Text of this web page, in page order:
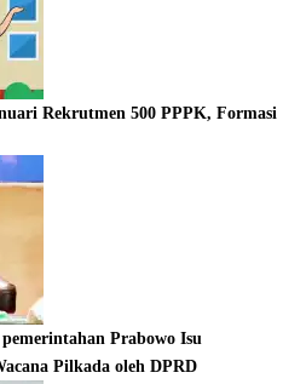
Rekrutmen 500 PPPK, Formasi
Prabowo Isu
Pilkada oleh DPRD